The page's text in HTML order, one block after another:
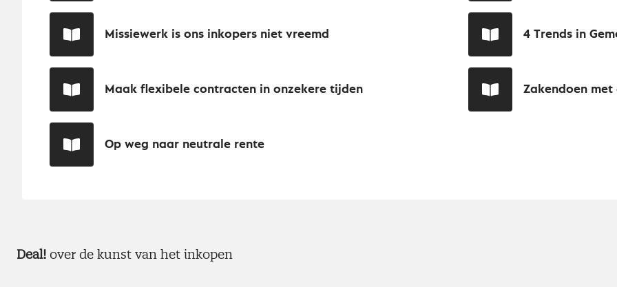
Missiewerk is ons inkopers niet vreemd
Maak flexibele contracten in onzekere tijden
Op weg naar neutrale rente
4 Trends in
Zakendoen met
Deal! over de kunst van het inkopen